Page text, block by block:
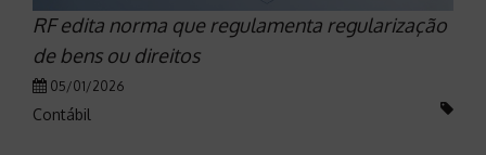
RF edita norma que regulamenta regularização
de bens ou direitos
05/01/2026
Contábil